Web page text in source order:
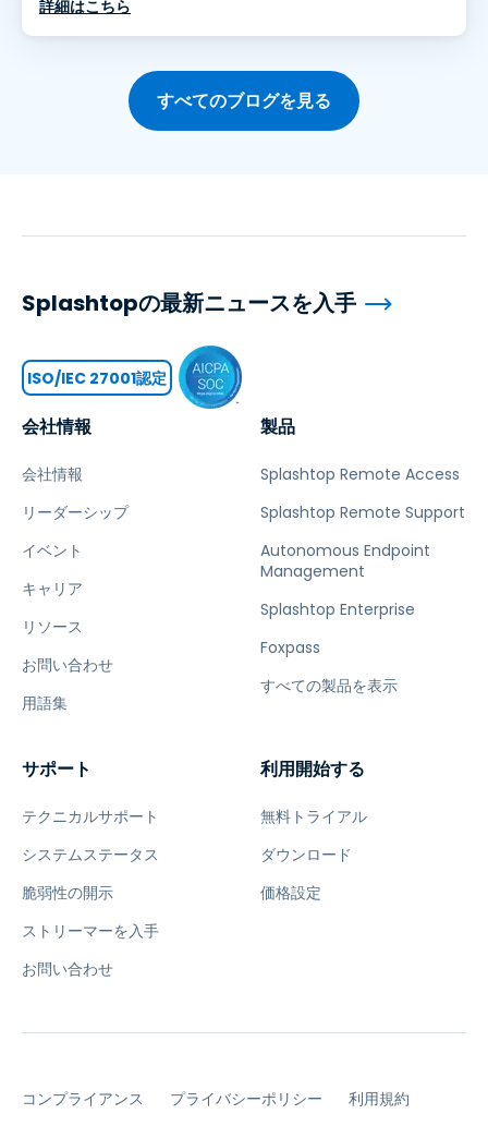
詳細はこちら
すべてのブログを見る
会社情報
会社情報
リーダーシップ
イベント
キャリア
リソース
お問い合わせ
用語集
製品
Splashtop Remote Access
Splashtop Remote Support
Autonomous Endpoint
Management
Splashtop Enterprise
Foxpass
すべての製品を表示
サポート
テクニカルサポート
システムステータス
脆弱性の開示
ストリーマーを入手
お問い合わせ
利用開始する
無料トライアル
ダウンロード
価格設定
Splashtopの最新ニュースを入手
ISO/IEC 27001認定
コンプライアンス プライバシーポリシー 利用規約